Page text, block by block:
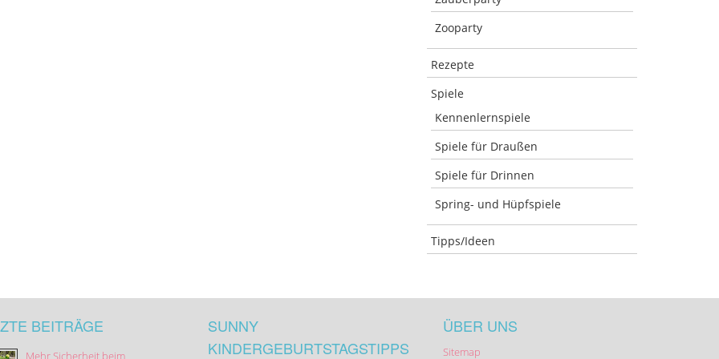
Zooparty
Rezepte
Spiele
Kennenlernspiele
Spiele für Draußen
Spiele für Drinnen
Spring- und Hüpfspiele
Tipps/Ideen
BEITRÄGE
Mehr Sicherheit beim
SUNNY
KINDERGEBURTSTAGSTIPPS
ÜBER UNS
Sitemap